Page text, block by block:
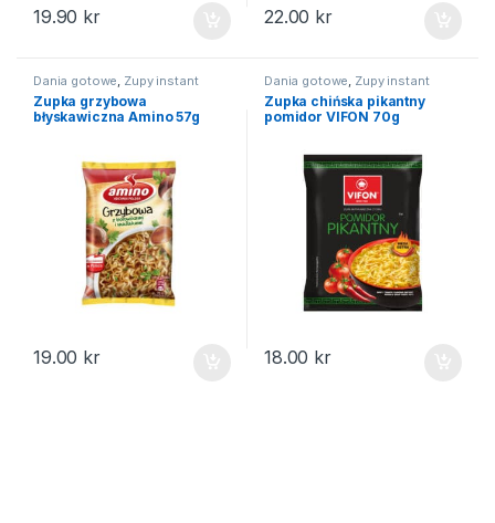
19.90 kr 22.00 kr
Dania gotowe, Zupy instant
Zupka grzybowa
błyskawiczna Amino 57g
19.00 kr
Dania gotowe, Zupy instant
Zupka chińska pikantny
pomidor VIFON 70g
18.00 kr